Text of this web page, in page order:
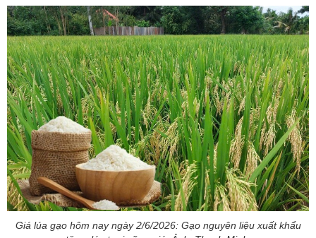
Giá lúa gạo hôm nay ngày 2/6/2026: Gạo nguyên liệu xuất khẩu